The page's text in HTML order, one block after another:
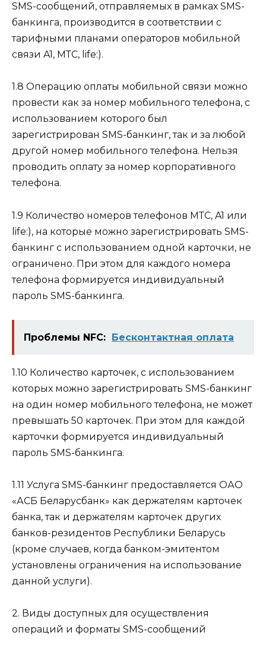
SMS-сообщений, отправляемых в рамках SMS-
банкинга, производится в соответствии с
тарифными планами операторов мобильной
связи A1, МТС, life:).
1.8 Операцию оплаты мобильной связи можно
провести как за номер мобильного телефона, с
использованием которого был
зарегистрирован SMS-банкинг, так и за любой
другой номер мобильного телефона. Нельзя
проводить оплату за номер корпоративного
телефона.
1.9 Количество номеров телефонов МТС, A1 или
life:), на которые можно зарегистрировать SMS-
банкинг с использованием одной карточки, не
ограничено. При этом для каждого номера
телефона формируется индивидуальный
пароль SMS-банкинга.
Проблемы NFC: Бесконтактная оплата
1.10 Количество карточек, с использованием
которых можно зарегистрировать SMS-банкинг
на один номер мобильного телефона, не может
превышать 50 карточек. При этом для каждой
карточки формируется индивидуальный
пароль SMS-банкинга.
1.11 Услуга SMS-банкинг предоставляется ОАО
«АСБ Беларусбанк» как держателям карточек
банка, так и держателям карточек других
банков-резидентов Республики Беларусь
(кроме случаев, когда банком-эмитентом
установлены ограничения на использование
данной услуги).
2. Виды доступных для осуществления
операций и форматы SMS-сообщений